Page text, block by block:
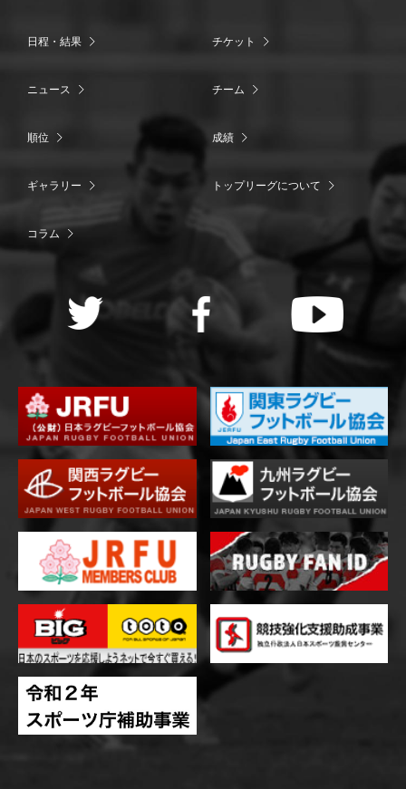
日程・結果 チケット
ニュース チーム
順位 成績
ギャラリー トップリーグについて
コラム